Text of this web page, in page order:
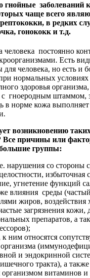
гнойные заболеваний
чаще всего
в редких
гонококк и т.д.
человека постоянно
Есть
для человека, но есть и
нормальных
здоровья
с гноеродным штаммом,
в норме кожа
возникновению
Все причины или
группы:
нарушения со стороны
избыточная
угнетение функций
влияния среды
жиров, воздействия
загрязнения кожи,
препаратов, а
ним относятся
организма
и эндокринной
тракта), а
организмом витаминов